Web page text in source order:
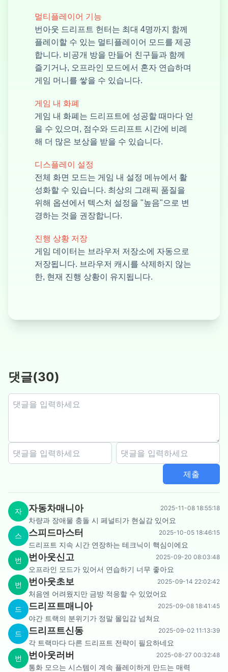
멀티플레이어 기능
번아웃 드리프트 헌터는 최대 4명까지 함께
플레이할 수 있는 멀티플레이어 모드를 제공
합니다. 비공개 방을 만들어 친구들과 함께
즐기거나, 오프라인 모드에서 혼자 연습하며
게임 머니를 쌓을 수 있습니다.
게임 내 화폐
게임 내 화폐는 드리프트에 성공할 때마다 얻
을 수 있으며, 점수와 드리프트 시간에 비례
해 더 많은 보상을 받을 수 있습니다.
디스플레이 설정
전체 화면 모드는 게임 내 설정 메뉴에서 활
성화할 수 있습니다. 최상의 그래픽 품질을
위해 옵션에서 텍스처 설정을 "높음"으로 변
경하는 것을 권장합니다.
진행 상황 저장
게임 데이터는 브라우저 저장소에 자동으로
저장됩니다. 브라우저 캐시를 삭제하지 않는
한, 현재 진행 상황이 유지됩니다.
댓글(30)
제출
자 자동차매니아 2025-11-08 18:55:18
차량과 장애물 충돌 시 페널티가 현실감 있어요
스
스피드마스터 2025-10-05 18:46:15
드리프트 지속 시간 연장하는 테크닉이 핵심이에요
번
번아웃신고 2025-09-20 08:03:48
오프라인 모드가 있어서 연습하기 너무 좋아요
번
번아웃초보 2025-09-14 22:02:42
처음엔 어려웠지만 금방 적응할 수 있었어요
드
드리프트매니아 2025-09-08 18:41:45
야간 트랙의 분위기가 정말 몰입감 넘쳐요
드
드리프트신동 2025-09-02 11:13:39
각 트랙마다 다른 드리프트 전략이 필요하네요
번
번아웃러버 2025-08-27 00:32:48
통화 모으는 시스템이 계속 플레이하게 만드는 매력